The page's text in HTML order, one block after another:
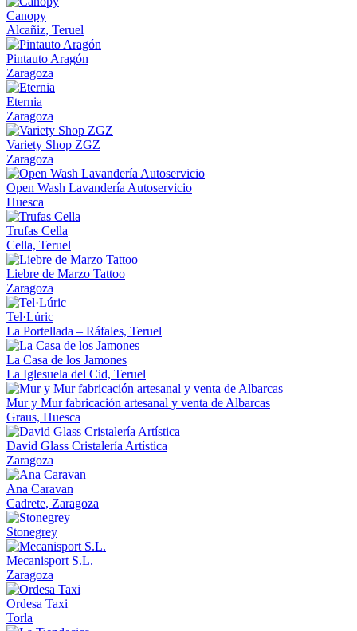
Canopy
Alcañiz, Teruel
Pintauto Aragón
Zaragoza
Eternia
Zaragoza
Variety Shop ZGZ
Zaragoza
Open Wash Lavandería Autoservicio
Huesca
Trufas Cella
Cella, Teruel
Liebre de Marzo Tattoo
Zaragoza
Tel·Lúric
La Portellada – Ráfales, Teruel
La Casa de los Jamones
La Iglesuela del Cid, Teruel
Mur y Mur fabricación artesanal y venta de Albarcas
Graus, Huesca
David Glass Cristalería Artística
Zaragoza
Ana Caravan
Cadrete, Zaragoza
Stonegrey
Mecanisport S.L.
Zaragoza
Ordesa Taxi
Torla